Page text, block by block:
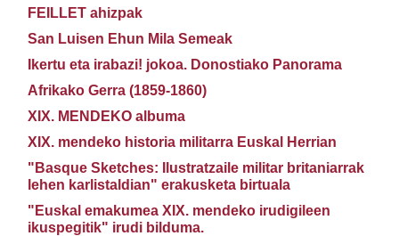
FEILLET ahizpak
San Luisen Ehun Mila Semeak
Ikertu eta irabazi! jokoa. Donostiako Panorama
Afrikako Gerra (1859-1860)
XIX. MENDEKO albuma
XIX. mendeko historia militarra Euskal Herrian
"Basque Sketches: Ilustratzaile militar britaniarrak
lehen karlistaldian" erakusketa birtuala
"Euskal emakumea XIX. mendeko irudigileen
ikuspegitik" irudi bilduma.